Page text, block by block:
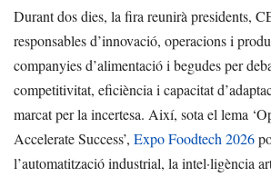
Durant dos dies, la fira reunirà presidents,
responsables d’innovació, operacions i
companyies d’alimentació i begudes per
competitivitat, eficiència i capacitat
marcat per la incertesa. Així, sota el lema
Accelerate Success’, Expo Foodtech 2026
l’automatització industrial, la intel·ligència